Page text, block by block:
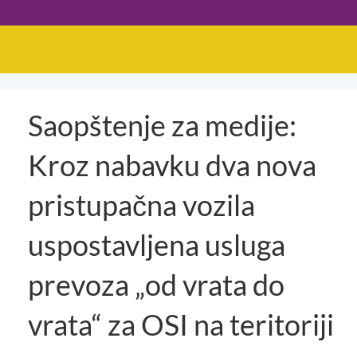
Saopštenje za medije:
Kroz nabavku dva nova
pristupačna vozila
uspostavljena usluga
prevoza „od vrata do
vrata“ za OSI na teritoriji